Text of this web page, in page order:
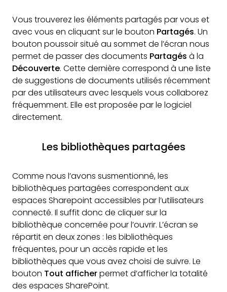
Vous trouverez les éléments partagés par vous et
avec vous en cliquant sur le bouton Partagés. Un
bouton poussoir situé au sommet de l’écran nous
permet de passer des documents Partagés à la
Découverte. Cette dernière correspond à une liste
de suggestions de documents utilisés récemment
par des utilisateurs avec lesquels vous collaborez
fréquemment. Elle est proposée par le logiciel
directement.
Les bibliothèques partagées
Comme nous l’avons susmentionné, les
bibliothèques partagées correspondent aux
espaces Sharepoint accessibles par l’utilisateurs
connecté. Il suffit donc de cliquer sur la
bibliothèque concernée pour l’ouvrir. L’écran se
répartit en deux zones : les bibliothèques
fréquentes, pour un accès rapide et les
bibliothèques que vous avez choisi de suivre. Le
bouton Tout afficherpermet d’afficher la totalité
des espaces SharePoint.